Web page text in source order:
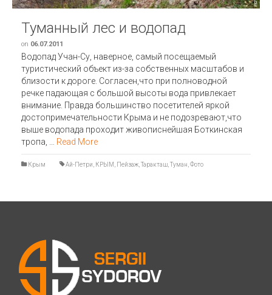
Туманный лес и водопад
on 06.07.2011
Водопад Учан-Су, наверное, самый посещаемый
туристический объект из-за собственных масштабов и
близости к дороге. Согласен,что при полноводной
речке падающая с большой высоты вода привлекает
внимание. Правда большинство посетителей яркой
достопримечательности Крыма и не подозревают,что
выше водопада проходит живописнейшая Боткинская
тропа, … Read More
Крым Ай-Петри КРЫМ Пейзаж Таракташ Туман Фото